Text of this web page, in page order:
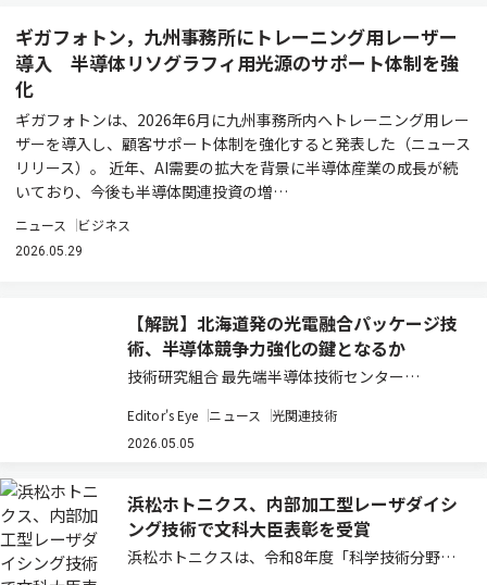
ギガフォトン，九州事務所にトレーニング用レーザー
導入 半導体リソグラフィ用光源のサポート体制を強
化
ギガフォトンは、2026年6月に九州事務所内へトレーニング用レー
ザーを導入し、顧客サポート体制を強化すると発表した（ニュース
リリース）。 近年、AI需要の拡大を背景に半導体産業の成長が続
いており、今後も半導体関連投資の増…
ニュース ビジネス
2026.05.29
【解説】北海道発の光電融合パッケージ技
術、半導体競争力強化の鍵となるか
技術研究組合 最先端半導体技術センター
研究開発は、日本の半導体戦略において重要な転
換点を示している。ポスト5G時代におけるデー
電気…
Editor's Eye ニュース 光関連技術
2026.05.05
浜松ホトニクス、内部加工型レーザダイシ
ング技術で文科大臣表彰を受賞
浜松ホトニクスは、令和8年度「科学技術分野の